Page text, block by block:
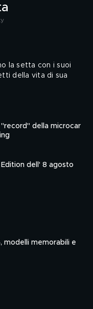
la setta con i suoi
della vita di sua
"record" della microcar
dell' 8 agosto
modelli memorabili e